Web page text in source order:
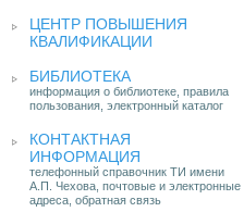
ЦЕНТР ПОВЫШЕНИЯ
КВАЛИФИКАЦИИ
БИБЛИОТЕКА
информация о библиотеке, правила
пользования, электронный каталог
КОНТАКТНАЯ
ИНФОРМАЦИЯ
телефонный справочник ТИ имени
А.П. Чехова, почтовые и электронные
адреса, обратная связь